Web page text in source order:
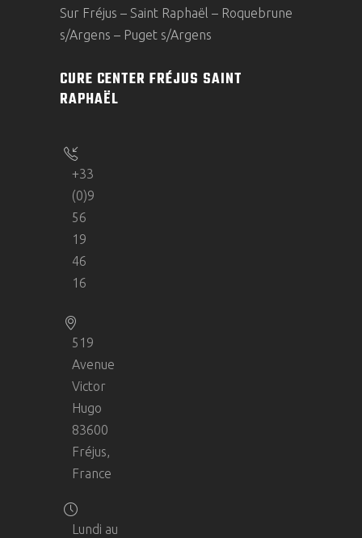
Sur Fréjus – Saint Raphaël – Roquebrune
s/Argens – Puget s/Argens
CURE CENTER FRÉJUS SAINT
RAPHAËL
+33
(0)9
56
19
46
16
519
Avenue
Victor
Hugo
83600
Fréjus,
France
Lundi au